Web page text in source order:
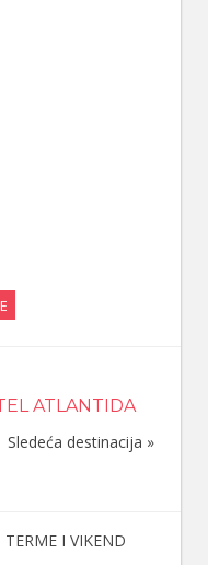
ATLANTIDA
Sledeća destinacija
TERME I VIKEND